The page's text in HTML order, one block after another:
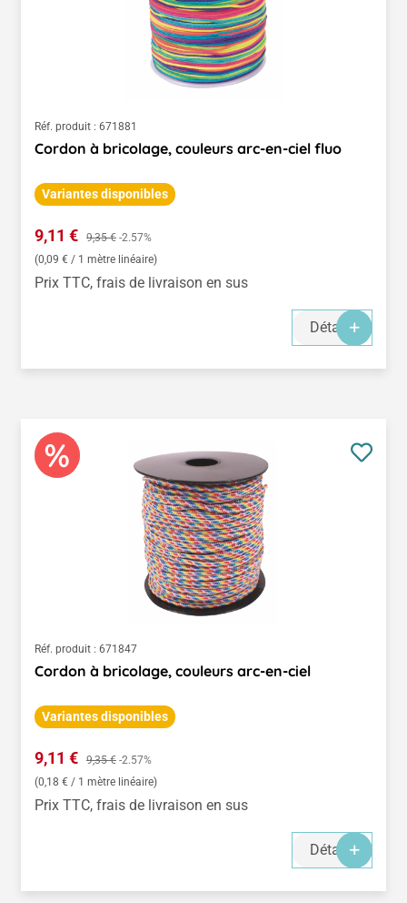
Réf. produit : 671881
Cordon à bricolage, couleurs arc-en-ciel fluo
Variantes disponibles
Prix de vente :
9,11 € Prix régulier :
9,35 € -2.57%
(0,09 € / 1 mètre linéaire)
Prix TTC, frais de livraison en sus
Détails
Réf. produit : 671847
Cordon à bricolage, couleurs arc-en-ciel
Variantes disponibles
Prix de vente :
9,11 € Prix régulier :
9,35 € -2.57%
(0,18 € / 1 mètre linéaire)
Prix TTC, frais de livraison en sus
Détails